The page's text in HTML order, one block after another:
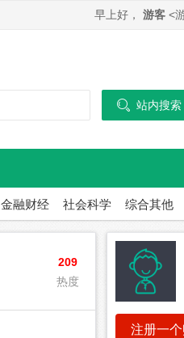
早上好， 游客 <
 站内搜索
金融财经 社会科学 综合其他
209
热度
注册一